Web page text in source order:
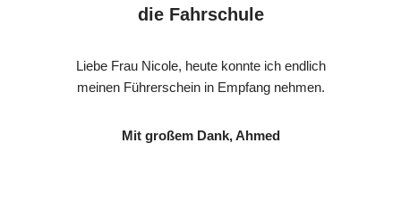
die Fahrschule
Liebe Frau Nicole, heute konnte ich endlich
meinen Führerschein in Empfang nehmen.
Mit großem Dank, Ahmed